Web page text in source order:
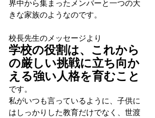
界中から集まったメンバーと一つの大
きな家族のようなのです。
校長先生のメッセージより
学校の役割は、これから
の厳しい挑戦に立ち向か
える強い人格を育むこと
です。
私がいつも言っているように、子供に
はしっかりした教育だけでなく、世渡